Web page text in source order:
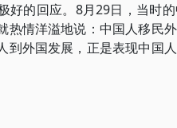
好的回应。8月29日，当时
热情洋溢地说：中国人移民
到外国发展，正是表现中国